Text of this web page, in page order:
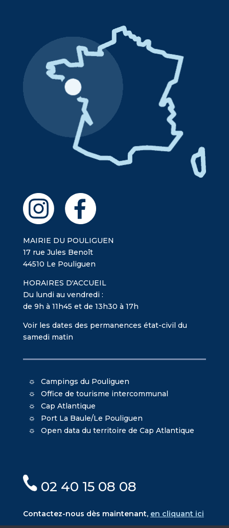
MAIRIE DU POULIGUEN
17 rue Jules Benoît
44510 Le Pouliguen
HORAIRES D'ACCUEIL
Du lundi au vendredi :
de 9h à 11h45 et de 13h30 à 17h
Voir les dates des permanences état-civil du
samedi matin
Campings du Pouliguen
Office de tourisme intercommunal
Cap Atlantique
Port La Baule/Le Pouliguen
Open data du territoire de Cap Atlantique
02 40 15 08 08
Contactez-nous dès maintenant, en cliquant ici